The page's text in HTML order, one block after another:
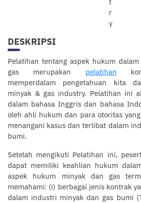
DESKRIPSI
Pelatihan tentang aspek hukum
gas merupakan pelatihan
memperdalam pengetahuan kita
minyak & gas industry. Pelatihan ini
dalam bahasa Inggris dan bahasa
oleh ahli hukum dan para otoritas
menangani kasus dan terlibat dalam
bumi.
Setelah mengikuti Pelatihan ini,
dapat memiliki keahlian hukum
aspek hukum minyak dan gas
memahami: (i) berbagai jenis kontrak
dalam industri minyak dan gas bumi